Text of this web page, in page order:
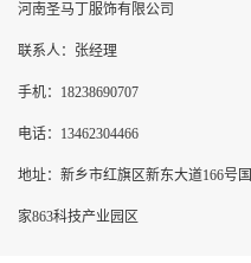
河南圣马丁服饰有限公司
联系人：张经理
手机：18238690707
电话：13462304466
地址：新乡市红旗区新东大道166号国
家863科技产业园区